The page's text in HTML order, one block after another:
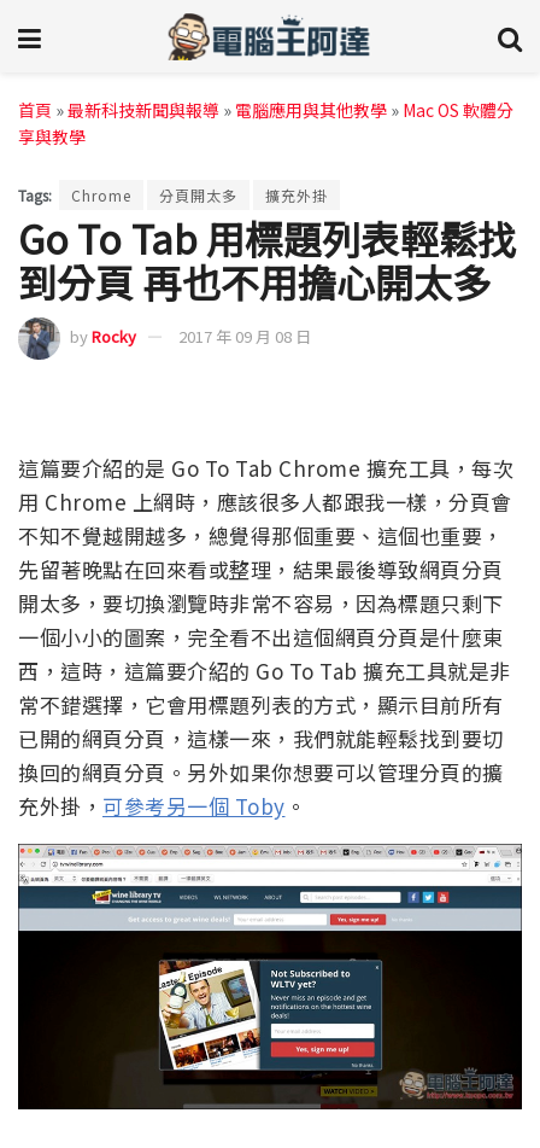
首頁 »最新科技新聞與報導 » 電腦應用與其他教學 » Mac OS 軟體分
享與教學
Tags: Chrome 分頁開太多 擴充外掛
Go To Tab 用標題列表輕鬆找
到分頁 再也不用擔心開太多
byRocky 2017 年 09 月 08 日
這篇要介紹的是 Go To Tab Chrome 擴充工具，每次
用 Chrome 上網時，應該很多人都跟我一樣，分頁會
不知不覺越開越多，總覺得那個重要、這個也重要，
先留著晚點在回來看或整理，結果最後導致網頁分頁
開太多，要切換瀏覽時非常不容易，因為標題只剩下
一個小小的圖案，完全看不出這個網頁分頁是什麼東
西，這時，這篇要介紹的 Go To Tab 擴充工具就是非
常不錯選擇，它會用標題列表的方式，顯示目前所有
已開的網頁分頁，這樣一來，我們就能輕鬆找到要切
換回的網頁分頁。另外如果你想要可以管理分頁的擴
充外掛， 可參考另一個 Toby 。